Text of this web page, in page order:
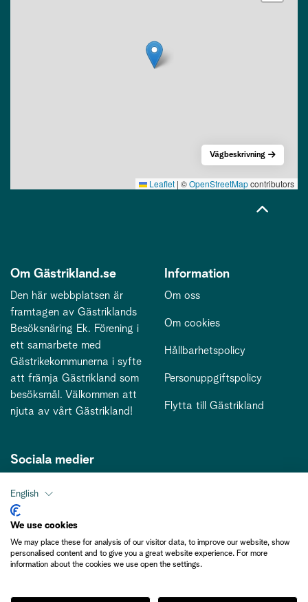
Leaflet | ©OpenStreetMapcontributors
Vägbeskrivning
Om Gästrikland.se
Den här webbplatsen är
framtagen av Gästriklands
Besöksnäring Ek. Förening i
ett samarbete med
Gästrikekommunerna i syfte
att främja Gästrikland som
besöksmål. Välkommen att
njuta av vårt Gästrikland!
Information
Om oss
Om cookies
Hållbarhetspolicy
Personuppgiftspolicy
Flytta till Gästrikland
Sociala medier
Kontakt
kontakt@gastriklandsbesoksnaring.se
English
We use cookies
We may place these for analysis of our visitor data, to improve our website, show
personalised content and to give you a great website experience. For more
information about the cookies we use open the settings.